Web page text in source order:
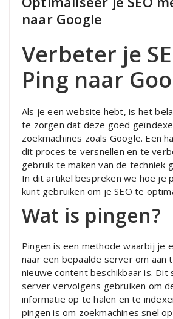
naar Google
Verbeter je
Ping naar
Als je een website hebt, is het
te zorgen dat deze goed
zoekmachines zoals Google. Een
dit proces te versnellen en te
gebruik te maken van de techniek
In dit artikel bespreken we hoe je
kunt gebruiken om je SEO te
Wat is pingen?
Pingen is een methode waarbij je
naar een bepaalde server om aan
nieuwe content beschikbaar is. Dit
server vervolgens gebruiken om
informatie op te halen en te
pingen is om zoekmachines snel